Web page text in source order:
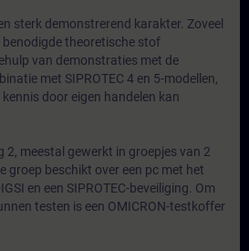
sterk demonstrerend karakter. Zoveel
theoretische stof
van demonstraties met de
met SIPROTEC 4 en 5-modellen,
door eigen handelen kan
2, meestal gewerkt in groepjes van 2
groep beschikt over een pc met het
en een SIPROTEC-beveiliging. Om
testen is een OMICRON-testkoffer